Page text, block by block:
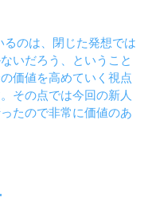
のは、閉じた発想では
いだろう、ということ
価値を高めていく視点
その点では今回の新人
たので非常に価値のあ